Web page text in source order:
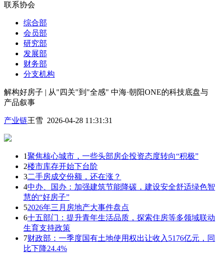
联系协会
综合部
会员部
研究部
发展部
财务部
分支机构
解构好房子 | 从"四关"到"全感" 中海·朝阳ONE的科技底盘与
产品叙事
产业链王雪 2026-04-28 11:31:31
1聚焦核心城市，一些头部房企投资态度转向“积极”
2楼市库存开始下台阶
3二手房成交份额，还在涨？
4中办、国办：加强建筑节能降碳，建设安全舒适绿色智
慧的“好房子”
52026年三月房地产大事件盘点
6十五部门：提升青年生活品质，探索住房等多领域联动
生育支持政策
7财政部：一季度国有土地使用权出让收入5176亿元，同
比下降24.4%